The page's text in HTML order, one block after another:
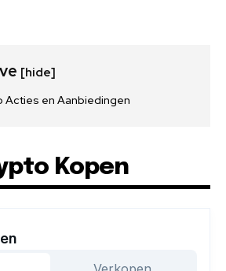
[hide]
Acties en Aanbiedingen
Kopen